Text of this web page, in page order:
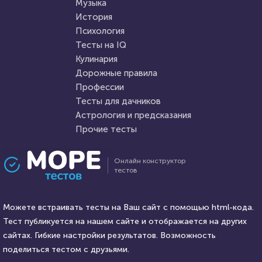
Пройти тест
14 сентября 2020 4711
Прочие тесты
Илья Кузнецов HTML - код
7 июня 2021
Проходили 116 раз
Агрессивен ли Ваш ребенок?
Онлайн конструктор
тестов
Можете встраивать тесты на Ваш сайт с помощью html-кода.
Тест публикуется на нашем сайте и отображается на других
сайтах. Гибкие настройки результатов. Возможность
поделиться тестом с друзьями.
Музыка
История
Психология
Тесты на IQ
Кулинария
Дорожные правила
Профессии
Тесты для дачников
Астрология и предсказания
Прочие тесты